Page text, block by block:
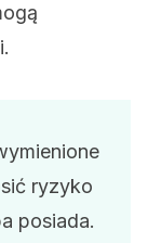
ryzyko
posiada.